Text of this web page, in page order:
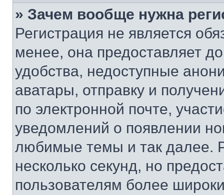
» Зачем вообще нужна
Регистрация не является
менее, она предоставляет
удобства, недоступные
аватары, отправку и
по электронной почте,
уведомлений о появлении
любимые темы и так далее.
несколько секунд, но
пользователям более